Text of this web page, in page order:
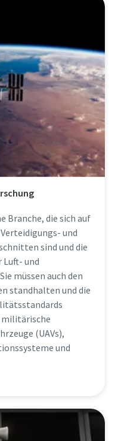
Branche, die sich auf
und
sind und die
Luft- und
müssen auch den
standhalten und die
(UAVs),
und